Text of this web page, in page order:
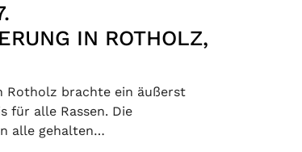
IN ROTHOLZ,
Rotholz brachte ein äußerst
für alle Rassen. Die
alle gehalten…